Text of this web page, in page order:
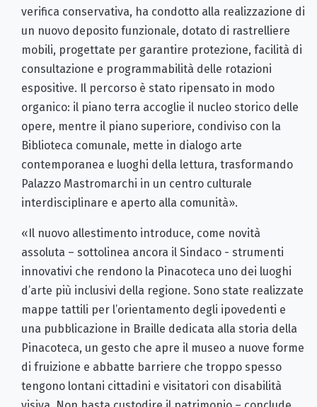
verifica conservativa, ha condotto alla realizzazione di
un nuovo deposito funzionale, dotato di rastrelliere
mobili, progettate per garantire protezione, facilità di
consultazione e programmabilità delle rotazioni
espositive. Il percorso è stato ripensato in modo
organico: il piano terra accoglie il nucleo storico delle
opere, mentre il piano superiore, condiviso con la
Biblioteca comunale, mette in dialogo arte
contemporanea e luoghi della lettura, trasformando
Palazzo Mastromarchi in un centro culturale
interdisciplinare e aperto alla comunità».
«Il nuovo allestimento introduce, come novità
assoluta – sottolinea ancora il Sindaco - strumenti
innovativi che rendono la Pinacoteca uno dei luoghi
d’arte più inclusivi della regione. Sono state realizzate
mappe tattili per l’orientamento degli ipovedenti e
una pubblicazione in Braille dedicata alla storia della
Pinacoteca, un gesto che apre il museo a nuove forme
di fruizione e abbatte barriere che troppo spesso
tengono lontani cittadini e visitatori con disabilità